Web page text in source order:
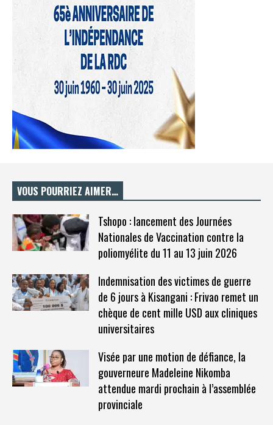
VOUS POURRIEZ AIMER…
Tshopo : lancement des Journées
Nationales de Vaccination contre la
poliomyélite du 11 au 13 juin 2026
Indemnisation des victimes de guerre
de 6 jours à Kisangani : Frivao remet un
chèque de cent mille USD aux cliniques
universitaires
Visée par une motion de défiance, la
gouverneure Madeleine Nikomba
attendue mardi prochain à l’assemblée
provinciale